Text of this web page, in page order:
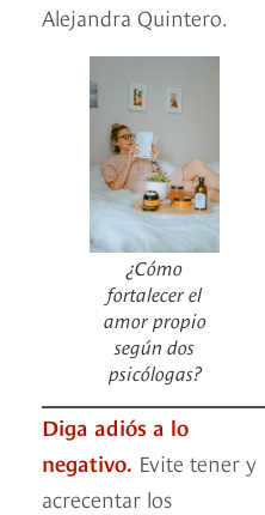
Alejandra Quintero.
¿Cómo
fortalecer el
amor propio
según dos
psicólogas?
Diga adiós a lo
negativo. Evite tener y
acrecentar los